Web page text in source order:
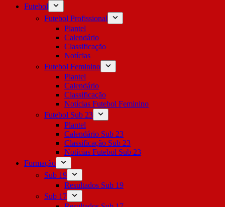
Futebol
Futebol Profissional
Plantel
Calendário
Classificação
Notícias
Futebol Feminino
Plantel
Calendário
Classificação
Notícias Futebol Feminino
Futebol Sub 23
Plantel
Calendário Sub 23
Classificação Sub 23
Notícias Futebol Sub 23
Formação
Sub 19
Resultados Sub 19
Sub 17